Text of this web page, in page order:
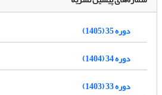
دوره 35 (1405)
دوره 34 (1404)
دوره 33 (1403)